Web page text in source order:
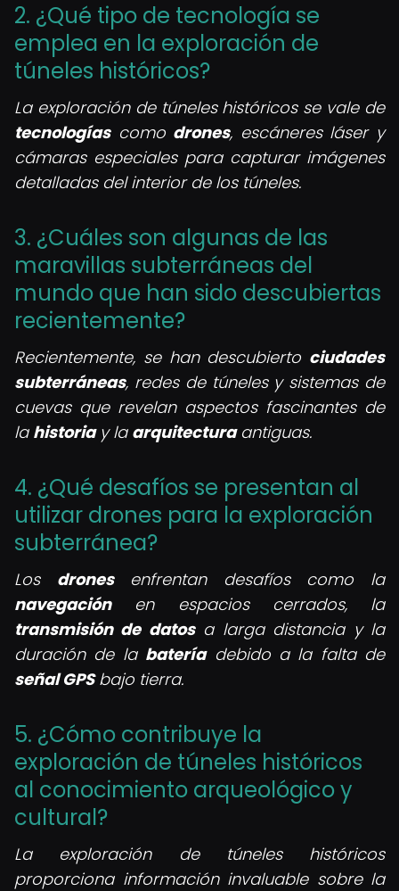
2. ¿Qué tipo de tecnología se
emplea en la exploración de
túneles históricos?
La exploración de túneles históricos se vale de
tecnologíascomo drones, escáneres láser y
cámaras especiales para capturar imágenes
detalladas del interior de los túneles.
3. ¿Cuáles son algunas de las
maravillas subterráneas del
mundo que han sido descubiertas
recientemente?
Recientemente, se han descubierto ciudades
subterráneas, redes de túneles y sistemas de
cuevas que revelan aspectos fascinantes de
la historiay la arquitecturaantiguas.
4. ¿Qué desafíos se presentan al
utilizar drones para la exploración
subterránea?
Los dronesenfrentan desafíos como la
navegaciónen espacios cerrados, la
transmisión de datosa larga distancia y la
duración de la bateríadebido a la falta de
señal GPSbajo tierra.
5. ¿Cómo contribuye la
exploración de túneles históricos
al conocimiento arqueológico y
cultural?
La exploración de túneles históricos
proporciona información invaluable sobre la